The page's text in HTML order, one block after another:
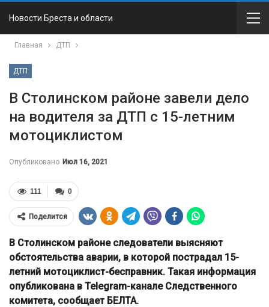
Новости Бреста и области
Главная ДТП
ДТП
В Столинском районе завели дело
на водителя за ДТП с 15-летним
мотоциклистом
Опубликовано Июл 16, 2021
0
111
Поделится
В Столинском районе следователи выясняют
обстоятельства аварии, в которой пострадал 15-
летний мотоциклист-бесправник. Такая информация
опубликована в Telegram-канале Следственного
комитета, сообщает БЕЛТА.